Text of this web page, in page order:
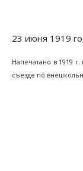
23 июня 1919
Напечатано в 1919
съезде по